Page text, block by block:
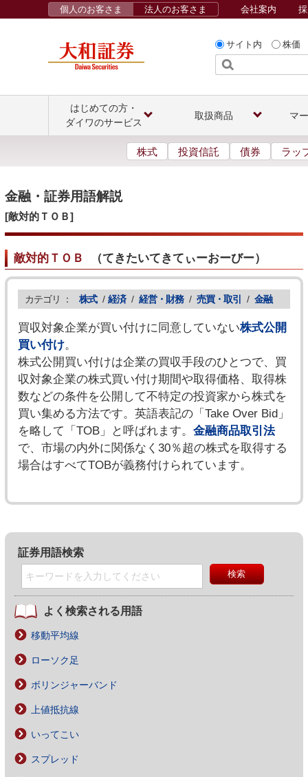
サイト内 株価
個人のお客さま 法人のお客さま 会社案内
はじめての方・
ダイワのサービス
取扱商品 マ
株式 投資信託 債券 ラッ
金融・証券用語解説
[敵対的ＴＯＢ]
敵対的ＴＯＢ （てきたいてきてぃーおーびー）
カテゴリ ： 株式 / 経済 / 経営・財務 / 売買・取引 / 金融
買収対象企業が買い付けに同意していない株式公開
買い付け。
株式公開買い付けは企業の買収手段のひとつで、買
収対象企業の株式買い付け期間や取得価格、取得株
数などの条件を公開して不特定の投資家から株式を
買い集める方法です。英語表記の「Take Over Bid」
を略して「TOB」と呼ばれます。 金融商品取引法
で、市場の内外に関係なく30％超の株式を取得する
場合はすべてTOBが義務付けられています。
証券用語検索
よく検索される用語
移動平均線
ローソク足
ボリンジャーバンド
上値抵抗線
いってこい
スプレッド